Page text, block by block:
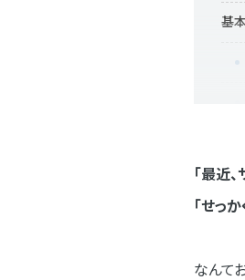
基
評
「最近
「せっ
なんて